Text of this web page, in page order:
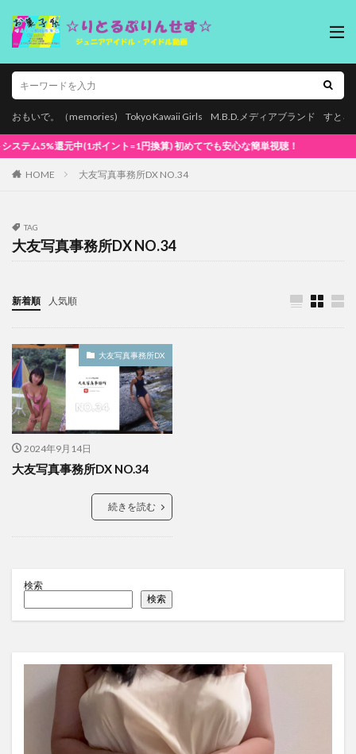
おもいで。（memories) Tokyo Kawaii Girls M.B.D.メディアブランド すとろ
(1ポイント=1円換算) 初めてでも安心な簡単視聴！
HOME 大友写真事務所DX NO.34
TAG
大友写真事務所DX NO.34
新着順 人気順
大友写真事務所DX
2024年9月14日
大友写真事務所DX NO.34
続きを読む
検索
検索